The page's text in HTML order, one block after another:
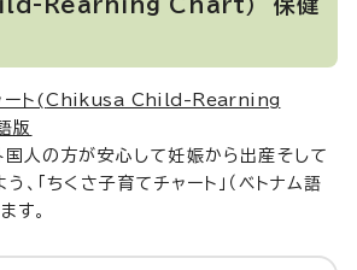
Rearning Chart） 保健
ート(Chikusa Child-Rearning
版
国人の方が安心して妊娠から出産そして
、「ちくさ子育てチャート」（ベトナム語
す。